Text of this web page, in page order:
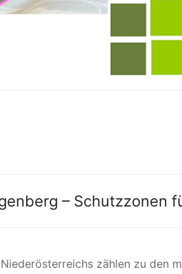
– Schutzzonen
zählen zu den